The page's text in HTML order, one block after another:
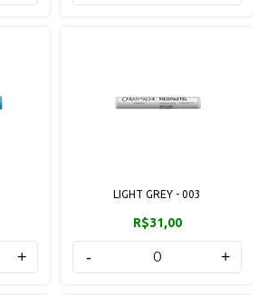
+
LIGHT GREY - 003
R$31,00
- +